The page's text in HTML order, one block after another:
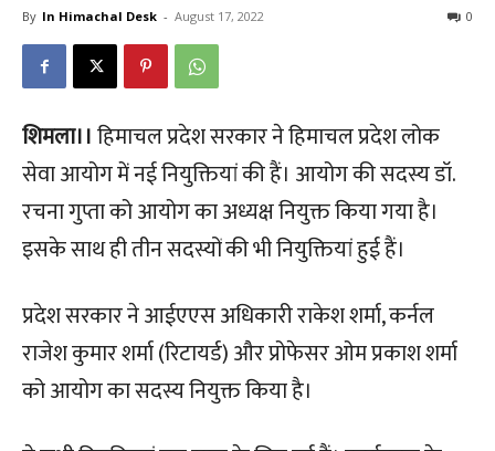
By In Himachal Desk - August 17, 2022 0
शिमला।।हिमाचल प्रदेश सरकार ने हिमाचल प्रदेश लोक
सेवा आयोग में नई नियुक्तियां की हैं। आयोग की सदस्य डॉ.
रचना गुप्ता को आयोग का अध्यक्ष नियुक्त किया गया है।
इसके साथ ही तीन सदस्यों की भी नियुक्तियां हुई हैं।
प्रदेश सरकार ने आईएएस अधिकारी राकेश शर्मा, कर्नल
राजेश कुमार शर्मा (रिटायर्ड) और प्रोफेसर ओम प्रकाश शर्मा
को आयोग का सदस्य नियुक्त किया है।